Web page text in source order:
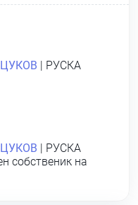
| РУСКА
| РУСКА
собственик на